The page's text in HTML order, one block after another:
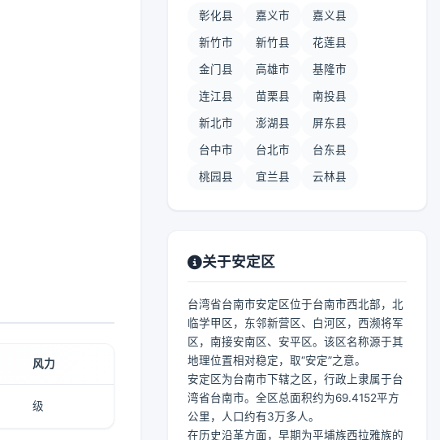
风力
级
彰化县 嘉义市 嘉义县
新竹市 新竹县 花莲县
金门县 高雄市 基隆市
连江县 苗栗县 南投县
新北市 澎湖县 屏东县
台中市 台北市 台东县
桃园县 宜兰县 云林县
关于安定区
台湾省台南市安定区位于台南市西北部，北
临学甲区，东邻新营区、白河区，西濒将军
区，南接安南区、安平区。该区名称源于其
地理位置相对稳定，取“安定”之意。
安定区为台南市下辖之区，行政上隶属于台
湾省台南市。全区总面积约为69.4152平方
公里，人口约有3万多人。
在历史沿革方面，早期为平埔族西拉雅族的